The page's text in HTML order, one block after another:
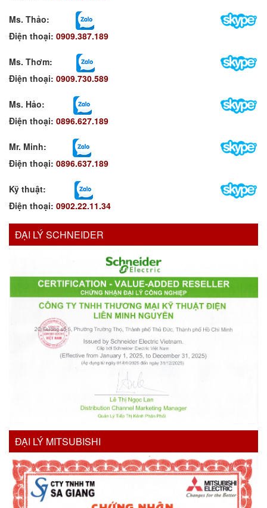
Ms. Thảo:
Điện thoại: 0909.387.189
Ms. Thơm:
Điện thoại: 0909.730.589
Ms. Hảo:
Điện thoại: 0896.627.189
Mr. Minh:
Điện thoại: 0896.637.189
Kỹ thuật:
Điện thoại: 0902.22.11.34
ĐẠI LÝ SCHNEIDER
ĐẠI LÝ MITSUBISHI